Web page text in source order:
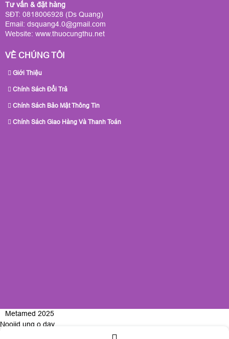
Tư vấn & đặt hàng
SĐT: 0818006928 (Ds Quang)
Email: dsquang4.0@gmail.com
Website: www.thuocungthu.net
VỀ CHÚNG TÔI
Giới Thiệu
Chính Sách Đổi Trả
Chính Sách Bảo Mật Thông Tin
Chính Sách Giao Hàng Và Thanh Toán
Metamed 2025
Nooijd ung o day